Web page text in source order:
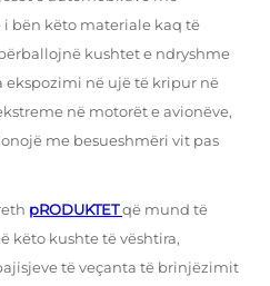
i bën këto materiale kaq të
kushtet e ndryshme
ekspozimi në ujë të kripur në
në motorët e avionëve,
me besueshmëri vit pas
pRODUKTETqë mund të
këto kushte të vështira,
të veçanta të brinjëzimit